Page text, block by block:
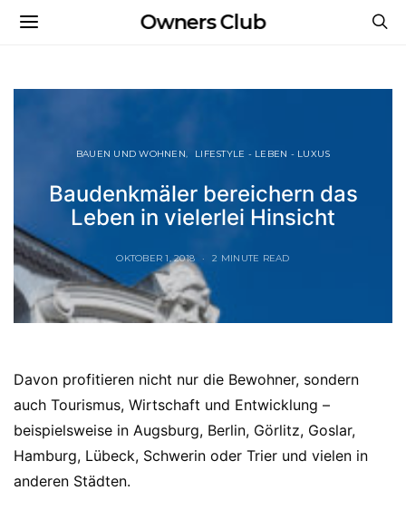
Owners Club
BAUEN UND WOHNEN LIFESTYLE - LEBEN - LUXUS
Baudenkmäler bereichern das
Leben in vielerlei Hinsicht
OKTOBER 1, 2018 2 MINUTE READ
Davon profitieren nicht nur die Bewohner, sondern
auch Tourismus, Wirtschaft und Entwicklung –
beispielsweise in Augsburg, Berlin, Görlitz, Goslar,
Hamburg, Lübeck, Schwerin oder Trier und vielen in
anderen Städten.